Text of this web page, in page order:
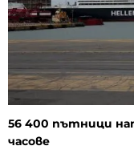
56 400 пътници
часове